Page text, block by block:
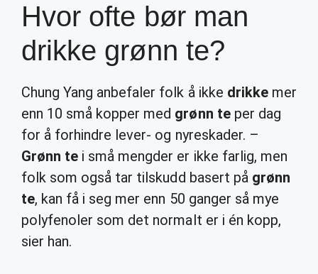
Hvor ofte bør man
drikke grønn te?
Chung Yang anbefaler folk å ikke drikkemer
enn 10 små kopper med grønn teper dag
for å forhindre lever- og nyreskader. –
Grønn te i små mengder er ikke farlig, men
folk som også tar tilskudd basert på grønn
te, kan få i seg mer enn 50 ganger så mye
polyfenoler som det normalt er i én kopp,
sier han.